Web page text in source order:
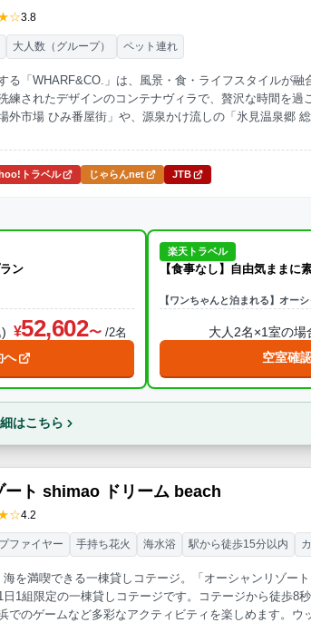
3.8
る「WHARF&CO.」は、風景・食・ライフスタイルが融
練されたデザインのコンテナヴィラで、贅沢な時間を
外市場 ひみ番屋街」や、源泉かけ流しの「氷見温泉郷
大人数（グループ） ペット連れ
トラベル じゃらんnet JTB
ン
52,602 /2名
へ
楽天トラベル
【食事なし】自由気ままに
【ワンちゃんと泊まれる】オー
大人2名×1室の場
空室確
はこちら
ート shimao ドリーム beach
4.2
海を満喫できる一棟貸しコテージ。「オーシャンリゾー
1組限定の一棟貸しコテージです。コテージから徒歩8
でのゲームなど多彩なアクティビティを楽しめます。ウ
ファイヤー 手持ち花火 海水浴 駅から徒歩15分以内